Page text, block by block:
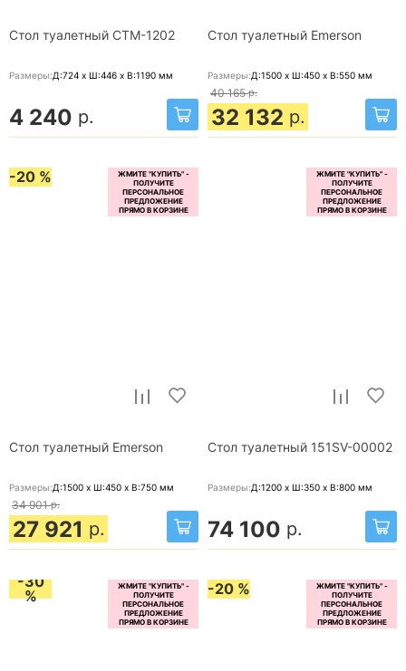
Стол туалетный СТМ-1202
Размеры:Д:724 x Ш:446 x В:1190 мм
4 240 р.
Стол туалетный Emerson
Размеры:Д:1500 x Ш:450 x В:550 мм
40 165 р.
32 132 р.
-20 %
Стол туалетный Emerson
Размеры:Д:1500 x Ш:450 x В:750 мм
34 901 р.
27 921 р.
Стол туалетный 151SV-00002
Размеры:Д:1200 x Ш:350 x В:800 мм
74 100 р.
-30
%
-20 %